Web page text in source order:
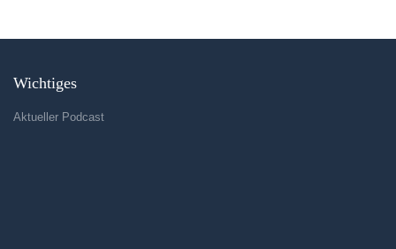
Wichtiges
Aktueller Podcast